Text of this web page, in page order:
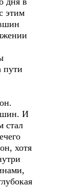
этим
пути
И
стал
хотя